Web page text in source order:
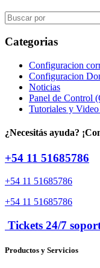
Search
for:
Categorias
Configuracion
Configuracion
Noticias
Panel de Control
Tutoriales y
¿Necesitás ayuda?
+54 11 51685786
+54 11 51685786
+54 11 51685786
Tickets 24/7
Productos y Servicios